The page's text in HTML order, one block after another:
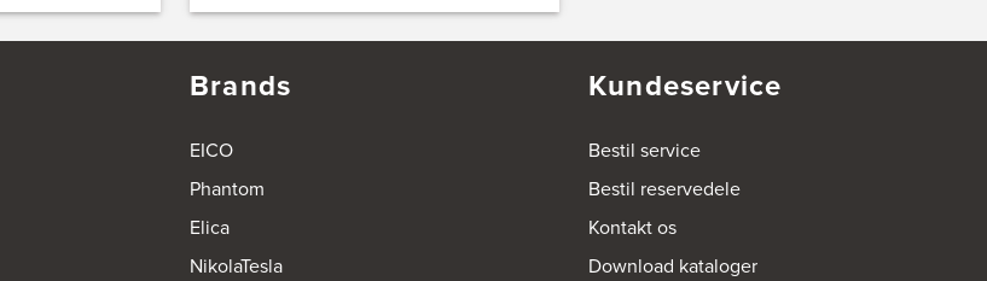
Brands
EICO
Phantom
Elica
NikolaTesla
Kundeservice
Bestil service
Bestil reservedele
Kontakt os
Download kataloger